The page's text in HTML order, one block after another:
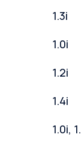
1.3i
1.0i
1.2i
1.4i
1.0i,